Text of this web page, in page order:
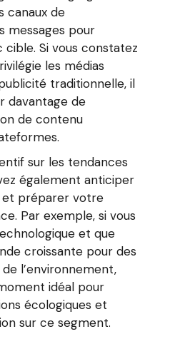
canaux de
messages pour
Si vous constatez
les médias
traditionnelle, il
davantage de
de contenu
sur les tendances
également anticiper
et préparer votre
Par exemple, si vous
et que
croissante pour des
l’environnement,
idéal pour
écologiques et
sur ce segment.